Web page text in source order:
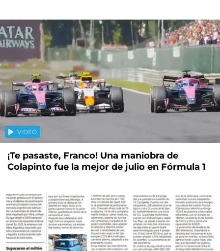
VIDEO
¡Te pasaste, Franco! Una maniobra de
Colapinto fue la mejor de julio en Fórmula 1